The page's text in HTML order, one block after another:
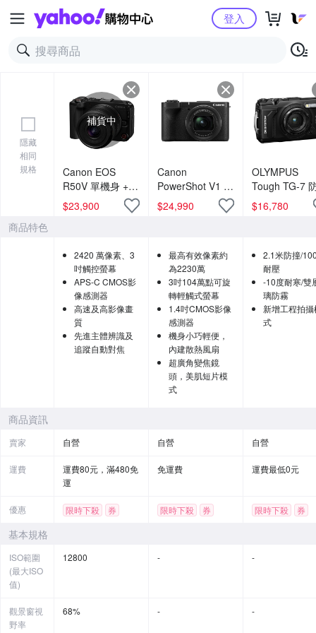
Yahoo購物中心登入
隱藏
相同
規格
補貨中
Canon EOS
R50V 單機身 +
RF-S 14-30mm
F4-6.3 IS STM
$23,900
Canon
PowerShot V1 旗
艦級Vlog 影音相
機 公司貨
$24,990
OLYMPUS
Tough TG-7
相機 公司貨
$16,780
商品特色
2420 萬像素、3
吋觸控螢幕
APS-C CMOS影
像感測器
高速及高影像畫
質
先進主體辨識及
追蹤自動對焦
最高有效像素約
為2230萬
3吋104萬點可旋
轉輕觸式螢幕
1.4吋CMOS影像
感測器
機身小巧輕便，
內建散熱風扇
超廣角變焦鏡
頭，美肌短片模
式
2.1米防撞/
耐壓
-10度耐寒/雙
璃防霧
新增工程拍攝
式
商品資訊
賣家 自營 自營 自營
運費
運費80元，滿480免
運
免運費 運費最低0元
優惠 限時下殺 券 限時下殺
券
限時下殺
券
基本規格
ISO範圍
(最大ISO
值)
12800 - -
觀景窗視
野率
68% - -